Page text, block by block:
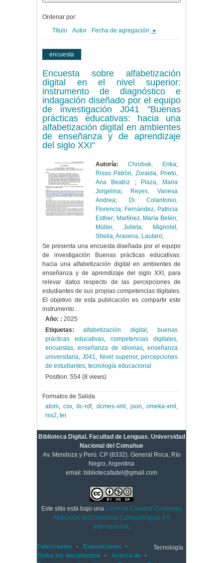
Ordenar por:
Título
Autor Fecha de agregación
encuesta
Encuesta sobre alfabetización
digital en el nivel superior:
instrumento de diagnóstico e
indagación diseñado por el equipo
de investigación J041 "Buenas
prácticas educativas: hacia una
alfabetización digital en ambientes
de enseñanza y de aprendizaje
del siglo XXI"
Autoría: Chrobak, Erika;
Risso Patrón, Zoraida; Prieto,
Ana Beatriz
;
Plaza, Maria
Jorgelina;
Reyes, Vanesa
Andrea;
Di Colantonio,
Florencia; Fernández, Patricia
Esther; Martínez, María Belén;
Müller, Julieta;
Mignolet,
Sheila;Aravena, Lautaro;
Se presenta una encuesta diseñada por el equipo
de investigación Buenas prácticas educativas:
hacia una alfabetización digital en ambientes de
enseñanza y de aprendizaje del siglo XXI, para
relevar datos respecto de las percepciones de
estudiantes de sus propias competencias digitales.
El objetivo de esta publicación es compartir este
instrumento…
Año: : 2025
Etiquetas:
alfabetización digital , buenas
prácticas educativas, competencias digitales,
encuestas,enseñanza de idiomas, enseñanza
universitaria,J041, Nivel superior, percepciones
de estudiantes, tecnología educacional
Position: 554 (8 views)
Formatos de Salida
atom,csv,dc-rdf, dcmes-xml , json,omeka-xml ,
rss2, tei
Biblioteca Digital. Facultad de Lenguas. Universidad
Nacional del Comahue
Av. Mendoza y Perú. CP (8332). General Roca, Río
Negro, Argentina
email: bibliotecafadel@gmail.com
Este sitio está bajo una Licencia Creative Commons
Atribución-NoComercial-CompartirIgual 4.0
Internacional .
Colecciones
Exposiciones
Todos los documentos
Acerca de
Tecnología